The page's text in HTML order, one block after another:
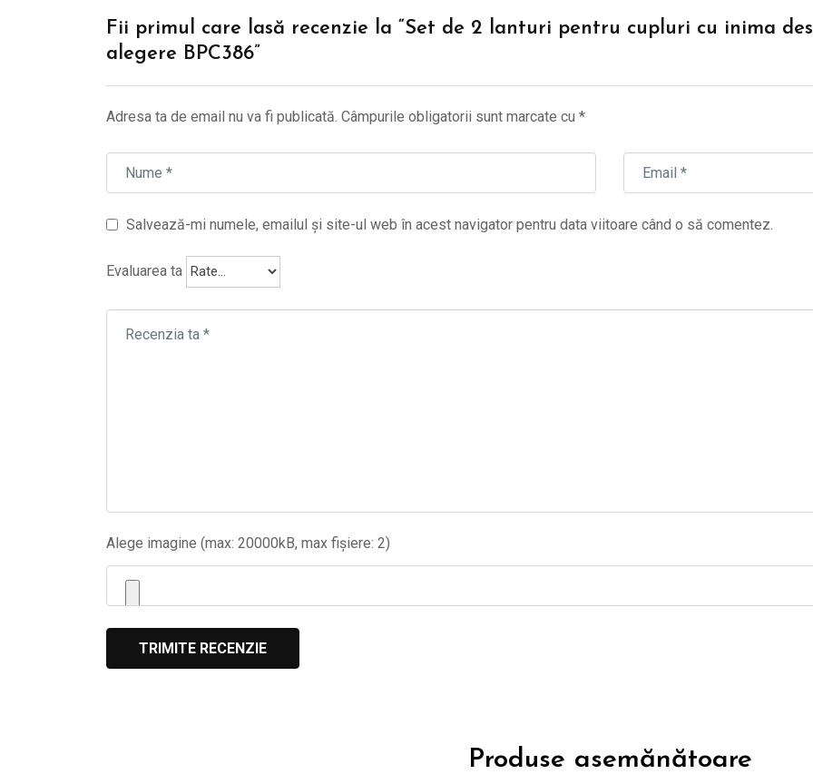
Fii primul care lasă recenzie la “Set de 2 lanturi pentru cupluri cu inima
alegere BPC386”
Adresa ta de email nu va fi publicată. Câmpurile obligatorii sunt marcate cu *
Salvează-mi numele, emailul și site-ul web în acest navigator pentru data viitoare când o să comentez.
Evaluarea ta
Alege imagine (max: 20000kB, max fișiere: 2)
Produse asemănătoare